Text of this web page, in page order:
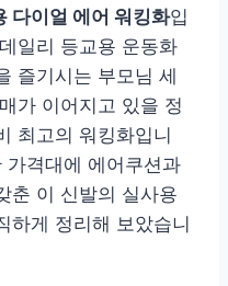
다이얼 에어 워킹화입
일리 등교용 운동화
즐기시는 부모님 세
가 이어지고 있을 정
최고의 워킹화입니
격대에 에어쿠션과
춘 이 신발의 실사용
하게 정리해 보았습니